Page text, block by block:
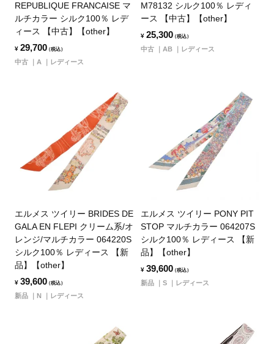
REPUBLIQUE FRANCAISE マ
ルチカラー シルク100％ レデ
ィース 【中古】【other】
¥ 29,700（税込）
中古 A レディース
M78132 シルク100％ レディ
ース 【中古】【other】
¥ 25,300（税込）
中古 AB レディース
エルメス ツイリー BRIDES DE
GALA EN FLEPI クリーム系/オ
レンジ/マルチカラー 064220S
シルク100％ レディース 【新
品】【other】
¥ 39,600（税込）
新品 N レディース
エルメス ツイリー PONY PIT
STOP マルチカラー 064207S
シルク100％ レディース 【新
品】【other】
¥ 39,600（税込）
新品 S レディース